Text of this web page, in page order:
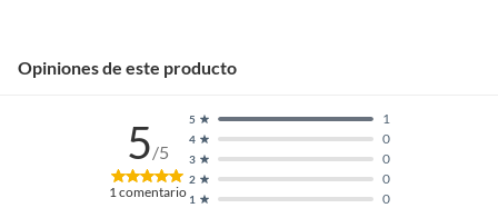
Opiniones de este producto
5/5
1comentario 1 0
2 0
3 0
4 0
5 1